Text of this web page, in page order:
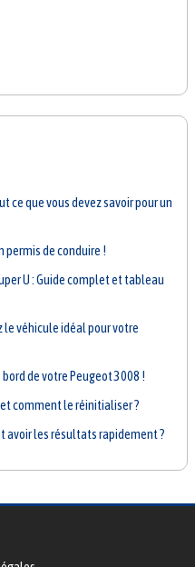
ce que vous devez savoir pour un
permis de conduire !
U : Guide complet et tableau
le véhicule idéal pour votre
de votre Peugeot 3008 !
comment le réinitialiser ?
avoir les résultats rapidement ?